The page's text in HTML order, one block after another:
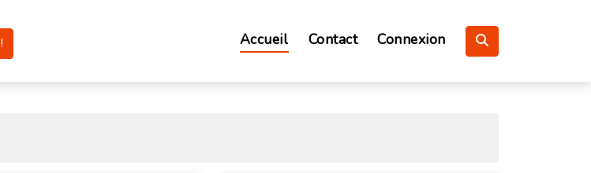
Accueil Contact Connexion